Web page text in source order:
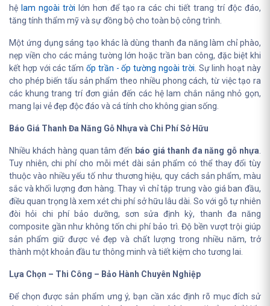
hệ lam ngoài trời lớn hơn để tạo ra các chi tiết trang trí độc đáo,
tăng tính thẩm mỹ và sự đồng bộ cho toàn bộ công trình.
Một ứng dụng sáng tạo khác là dùng thanh đa năng làm chỉ phào,
nẹp viền cho các mảng tường lớn hoặc trần ban công, đặc biệt khi
kết hợp với các tấm ốp trần - ốp tường ngoài trời . Sự linh hoạt này
cho phép biến tấu sản phẩm theo nhiều phong cách, từ việc tạo ra
các khung trang trí đơn giản đến các hệ lam chắn nắng nhỏ gọn,
mang lại vẻ đẹp độc đáo và cá tính cho không gian sống.
Báo Giá Thanh Đa Năng Gỗ Nhựa và Chi Phí Sở Hữu
Nhiều khách hàng quan tâm đến báo giá thanh đa năng gỗ nhựa
Tuy nhiên, chi phí cho mỗi mét dài sản phẩm có thể thay đổi tùy
thuộc vào nhiều yếu tố như thương hiệu, quy cách sản phẩm, màu
sắc và khối lượng đơn hàng. Thay vì chỉ tập trung vào giá ban đầu,
điều quan trọng là xem xét chi phí sở hữu lâu dài. So với gỗ tự nhiên
đòi hỏi chi phí bảo dưỡng, sơn sửa định kỳ, thanh đa năng
composite gần như không tốn chi phí bảo trì. Độ bền vượt trội giúp
sản phẩm giữ được vẻ đẹp và chất lượng trong nhiều năm, trở
thành một khoản đầu tư thông minh và tiết kiệm cho tương lai.
Lựa Chọn – Thi Công – Bảo Hành Chuyên Nghiệp
Để chọn được sản phẩm ưng ý, bạn cần xác định rõ mục đích sử